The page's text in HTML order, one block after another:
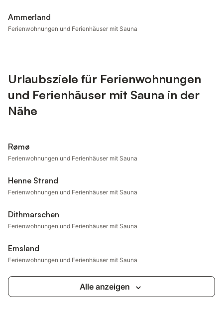
Ammerland
Ferienwohnungen und Ferienhäuser mit Sauna
Urlaubsziele für Ferienwohnungen
und Ferienhäuser mit Sauna in der
Nähe
Rømø
Ferienwohnungen und Ferienhäuser mit Sauna
Henne Strand
Ferienwohnungen und Ferienhäuser mit Sauna
Dithmarschen
Ferienwohnungen und Ferienhäuser mit Sauna
Emsland
Ferienwohnungen und Ferienhäuser mit Sauna
Alle anzeigen